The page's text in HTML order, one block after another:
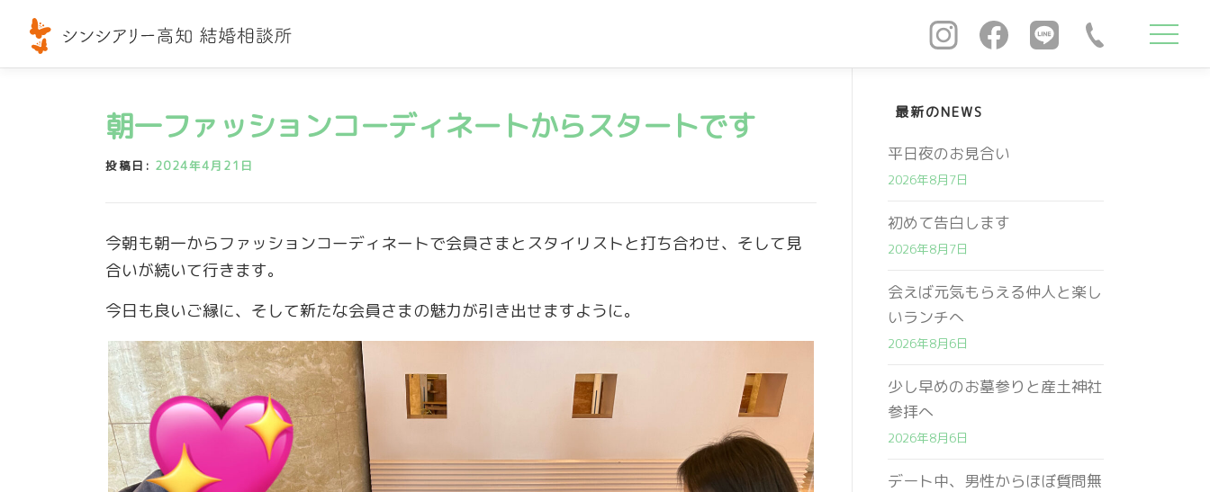
朝一ファッションコーディネートからスタートです
投稿日: 2024年4月21日
今朝も朝一からファッションコーディネートで会員さまとスタイリストと打ち合わせ、そして見
合いが続いて行きます。
今日も良いご縁に、そして新たな会員さまの魅力が引き出せますように。
最新のNEWS
平日夜のお見合い
2026年8月7日
初めて告白します
2026年8月7日
会えば元気もらえる仲人と楽し
いランチへ
2026年8月6日
少し早めのお墓参りと産土神社
参拝へ
2026年8月6日
デート中、男性からほぼ質問無